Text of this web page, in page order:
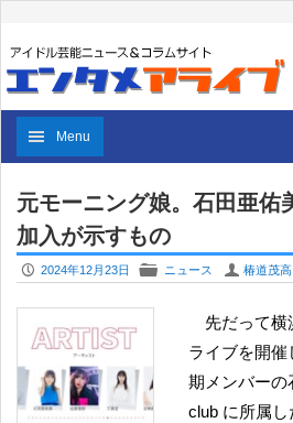
Menu
元モーニング娘。石田亜
加入が示すもの
P 2024年12月23日 F ニュース U 椿道茂高
先だって横浜アリーナで鮮烈な卒業
ライブを開催
期メンバーの
club に所属